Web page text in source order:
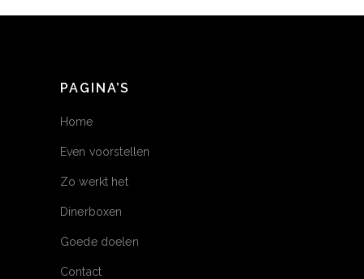
PAGINA’S
Home
Even voorstellen
Zo werkt het
Dinerboxen
Goede doelen
Contact